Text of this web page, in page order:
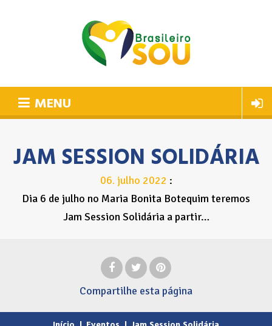
MENU
JAM SESSION SOLIDÁRIA
06. julho 2022
Dia 6 de julho no Maria Bonita Botequim teremos
Jam Session Solidária a partir…
Compartilhe esta página